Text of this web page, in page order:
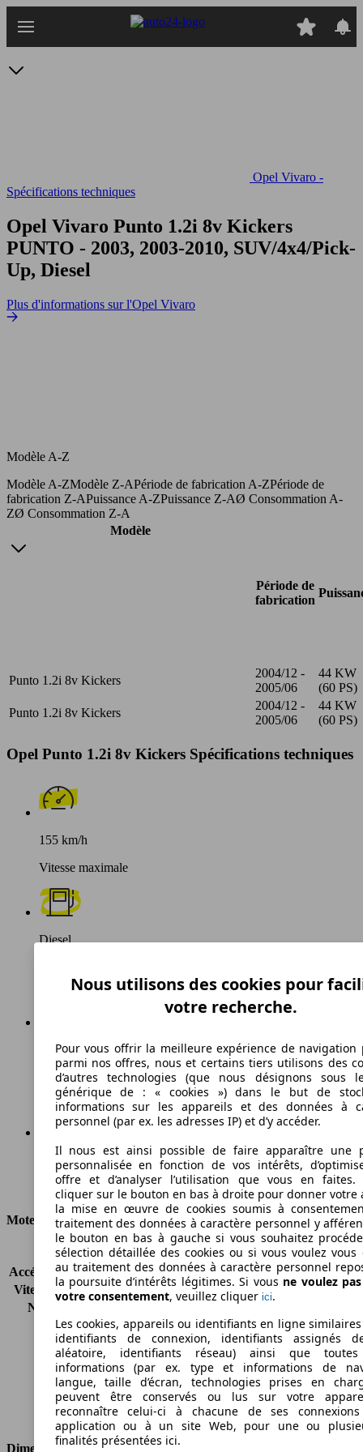
au
Opel Vivaro -
Spécifications techniques
Opel Vivaro Punto 1.2i 8v Kickers
PUNTO - 2003, 2003-2010, SUV/4x4/Pick-
Up, Diesel
Plus d'informations sur l'Opel Vivaro
Modèle A-Z
Modèle A-ZModèle Z-APériode de fabrication A-ZPériode de
fabrication Z-APuissance A-ZPuissance Z-AØ Consommation A-
ZØ Consommation Z-A
Modèle
Période de
fabrication
Punto 1.2i 8v Kickers
2004/12 -
2005/06
44 KW
(60 PS)
Punto 1.2i 8v Kickers
2004/12 -
2005/06
44 KW
(60 PS)
Opel Punto 1.2i 8v Kickers Spécifications techniques
155 km/h
Vitesse maximale
Diesel
136 g/km
Émissions de CO2 (combinées)*
Ø 5.7 l/100km
Consommation
Moteur et Puissance
KW (CH)
44 kW (60 PS)
Accélération (0-100 km/h) 14.3s
Vitesse maximale (km/h) 155 km/h
Nombre de vitesses
Couple
102 nm
Cylindrée
1242 ccm
Carburant
Diesel
Cylindres
4
Transmission
Boîte manuelle
Type de traction
Traction
Dimensions
Nous utilisons des cookies pour
votre recherche.
Pour vous offrir la meilleure expérience de navigation
parmi nos offres, nous et certains tiers utilisons des
d’autres technologies (que nous désignons sous
générique de : « cookies ») dans le but de
informations sur les appareils et des données à
personnel (par ex. les adresses IP) et d’y accéder.
Il nous est ainsi possible de faire apparaître une
personnalisée en fonction de vos intérêts,
offre et d’analyser l’utilisation que vous en faites.
cliquer sur le bouton en bas à droite pour donner votre
la mise en œuvre de cookies soumis à
traitement des données à caractère personnel y
le bouton en bas à gauche si vous souhaitez
sélection détaillée des cookies ou si vous voulez vous
au traitement des données à caractère personnel
la poursuite d’intérêts légitimes. Si vous ne voulez
votre consentement, veuillez cliquer ici.
Les cookies, appareils ou identifiants en ligne
identifiants de connexion, identifiants assignés
aléatoire, identifiants réseau) ainsi que
informations (par ex. type et informations de
langue, taille d’écran, technologies prises en
peuvent être conservés ou lus sur votre
reconnaître celui-ci à chacune de ses
application ou à un site Web, pour une ou
finalités présentées ici.